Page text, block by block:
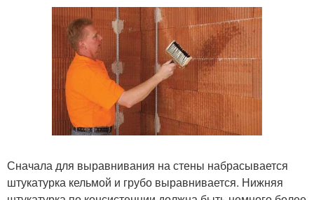
Сначала для выравнивания на стены набрасывается
штукатурка кельмой и грубо выравнивается. Нижняя